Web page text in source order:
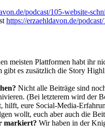
podcast/105-website-
https://erzaehldavon.de/
meisten Plattformen habt ihr
es zusätzlich die Story
Nicht alle Beiträge sind
(Bei letzterem wird der
eure Social-Media-
wollt, euch aber auch die
markiert? Wir haben in der